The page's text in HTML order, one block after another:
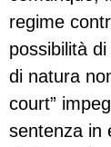
regime
possibilità
di natura
court”
sentenza in